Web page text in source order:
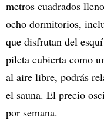
metros cuadrados
ocho dormitorios,
que disfrutan del
pileta cubierta como
al aire libre, podrás
el sauna. El precio
por semana.